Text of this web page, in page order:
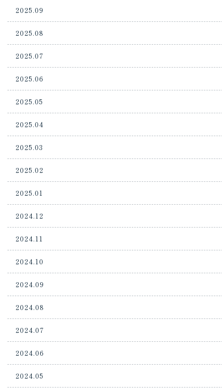
2025.09
2025.08
2025.07
2025.06
2025.05
2025.04
2025.03
2025.02
2025.01
2024.12
2024.11
2024.10
2024.09
2024.08
2024.07
2024.06
2024.05